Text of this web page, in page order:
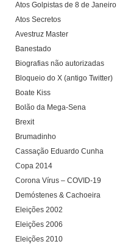
Atos Golpistas de 8 de Janeiro
Atos Secretos
Avestruz Master
Banestado
Biografias não autorizadas
Bloqueio do X (antigo Twitter)
Boate Kiss
Bolão da Mega-Sena
Brexit
Brumadinho
Cassação Eduardo Cunha
Copa 2014
Corona Vírus – COVID-19
Demóstenes & Cachoeira
Eleições 2002
Eleições 2006
Eleições 2010